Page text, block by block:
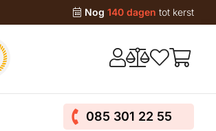
Nog 140 dagen tot kerst
085 301 22 55